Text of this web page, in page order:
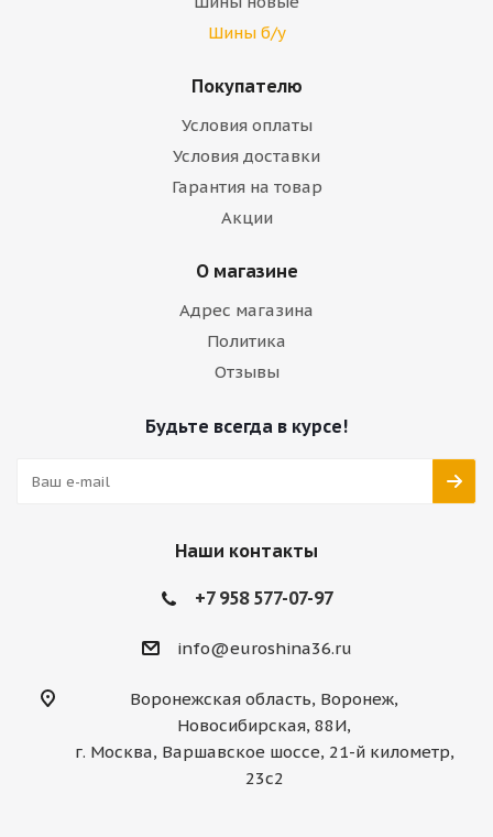
Шины б/у
Покупателю
Условия оплаты
Условия доставки
Гарантия на товар
Акции
О магазине
Адрес магазина
Политика
Отзывы
Будьте всегда в курсе!
Наши контакты
+7 958 577-07-97
info@euroshina36.ru
Воронежская область, Воронеж,
Новосибирская, 88И,
г. Москва, Варшавское шоссе, 21-й километр,
23с2